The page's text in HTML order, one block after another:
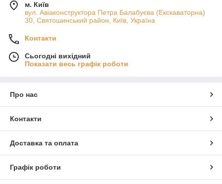
м. Київ
вул. Авіаконструктора Петра Балабуєва (Екскаваторна)
30, Святошинський район, Київ, Україна
Контакти
Сьогодні вихідний
Показати весь графік роботи
Про нас
Контакти
Доставка та оплата
Графік роботи